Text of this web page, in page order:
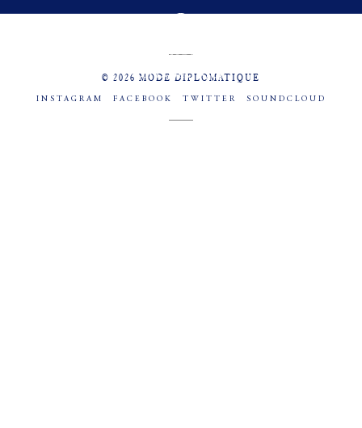
© 2026 MODE DIPLOMATIQUE
INSTAGRAM FACEBOOK TWITTER SOUNDCLOUD